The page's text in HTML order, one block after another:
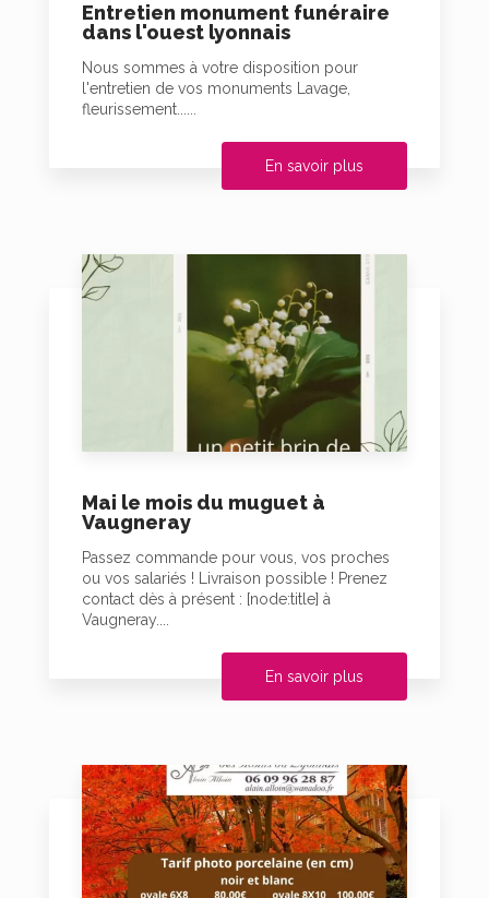
Entretien monument funéraire
dans l'ouest lyonnais
Nous sommes à votre disposition pour
l'entretien de vos monuments Lavage,
fleurissement......
En savoir plus
Mai le mois du muguet à
Vaugneray
Passez commande pour vous, vos proches
ou vos salariés ! Livraison possible ! Prenez
contact dès à présent : [node:title] à
Vaugneray....
En savoir plus